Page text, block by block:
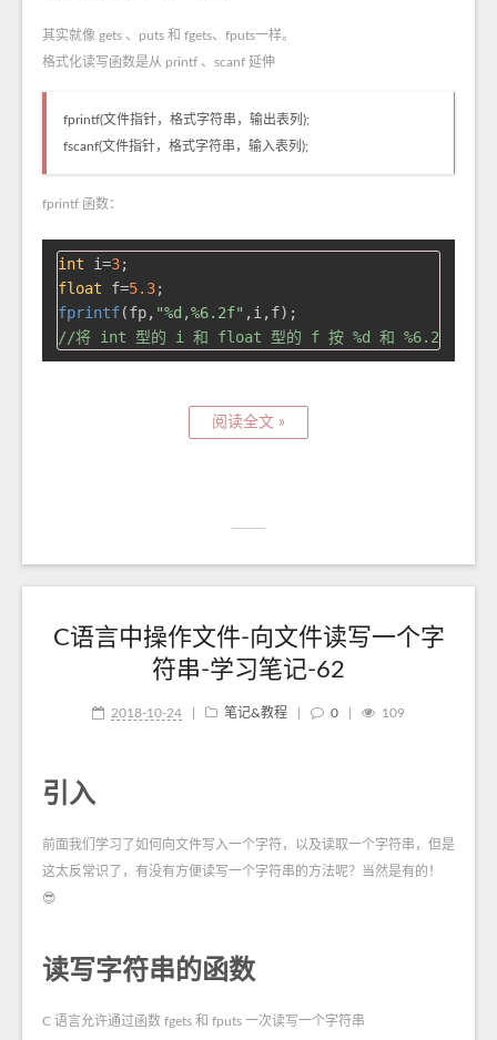
其实就像 gets 、puts 和 fgets、fputs一样。
格式化读写函数是从 printf 、scanf 延伸
fprintf(文件指针，格式字符串，输出表列);
fscanf(文件指针，格式字符串，输入表列);
fprintf 函数：
int i=3
float f=5.3
fprintf(fp, "%d,%6.2f"
//将 int 型的 i 和 float 型的 f 按 %d 和 %6.2f 的形式
阅读全文 »
C语言中操作文件-向文件读写一个字
符串-学习笔记-62
2018-10-24 笔记&教程 0 109
引入
前面我们学习了如何向文件写入一个字符，以及读取一个字符串，但是
这太反常识了，有没有方便读写一个字符串的方法呢？当然是有的！
😎
读写字符串的函数
C 语言允许通过函数 fgets 和 fputs 一次读写一个字符串